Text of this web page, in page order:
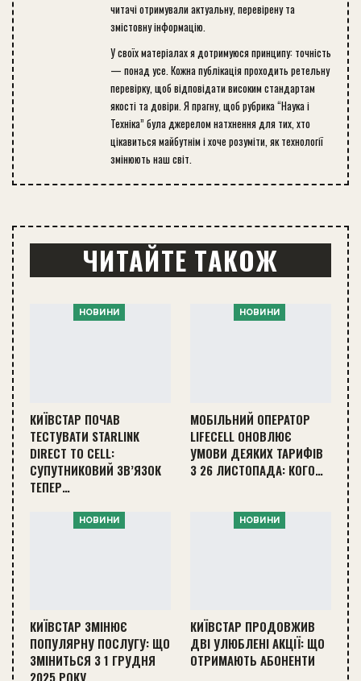
читачі отримували актуальну, перевірену та
змістовну інформацію.
У своїх матеріалах я дотримуюся принципу: точність
— понад усе. Кожна публікація проходить ретельну
перевірку, щоб відповідати високим стандартам
якості та довіри. Я прагну, щоб рубрика “Наука і
Техніка” була джерелом натхнення для тих, хто
цікавиться майбутнім і хоче розуміти, як технології
змінюють наш світ.
ЧИТАЙТЕ ТАКОЖ
НОВИНИ
КИЇВСТАР ПОЧАВ
ТЕСТУВАТИ STARLINK
DIRECT TO CELL:
СУПУТНИКОВИЙ ЗВ’ЯЗОК
ТЕПЕР…
НОВИНИ
МОБІЛЬНИЙ ОПЕРАТОР
LIFECELL ОНОВЛЮЄ
УМОВИ ДЕЯКИХ ТАРИФІВ
З 26 ЛИСТОПАДА: КОГО…
НОВИНИ
КИЇВСТАР ЗМІНЮЄ
ПОПУЛЯРНУ ПОСЛУГУ: ЩО
ЗМІНИТЬСЯ З 1 ГРУДНЯ
2025 РОКУ
НОВИНИ
КИЇВСТАР ПРОДОВЖИВ
ДВІ УЛЮБЛЕНІ АКЦІЇ: ЩО
ОТРИМАЮТЬ АБОНЕНТИ